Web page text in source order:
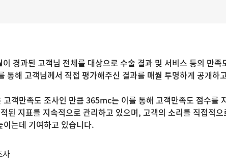
경과된 고객님 전체를 대상으로 수술 결과 및 서비스 등의 만
통해 고객님께서 직접 평가해주신 결과를 매월 투명하게 공개하
객만족도 조사인 만큼 365mc는 이를 통해 고객만족도 점수를
된 지표를 지속적으로 관리하고 있으며, 고객의 소리를 직접적
는데 기여하고 있습니다.
사